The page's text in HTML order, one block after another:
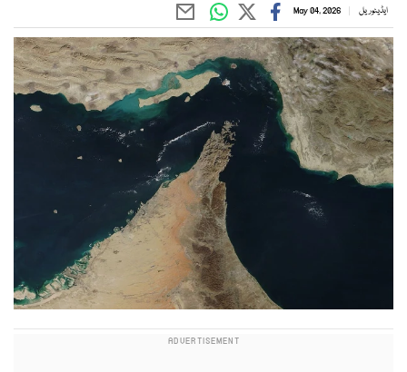
ایڈیٹوریل May 04, 2026